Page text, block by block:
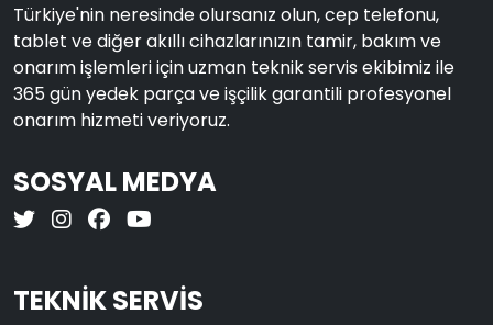
Türkiye'nin neresinde olursanız olun, cep telefonu,
tablet ve diğer akıllı cihazlarınızın tamir, bakım ve
onarım işlemleri için uzman teknik servis ekibimiz ile
365 gün yedek parça ve işçilik garantili profesyonel
onarım hizmeti veriyoruz.
SOSYAL MEDYA
TEKNİK SERVİS